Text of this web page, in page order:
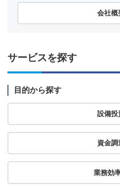
会社概
サービスを探す
目的から探す
設備投
資金調
業務効